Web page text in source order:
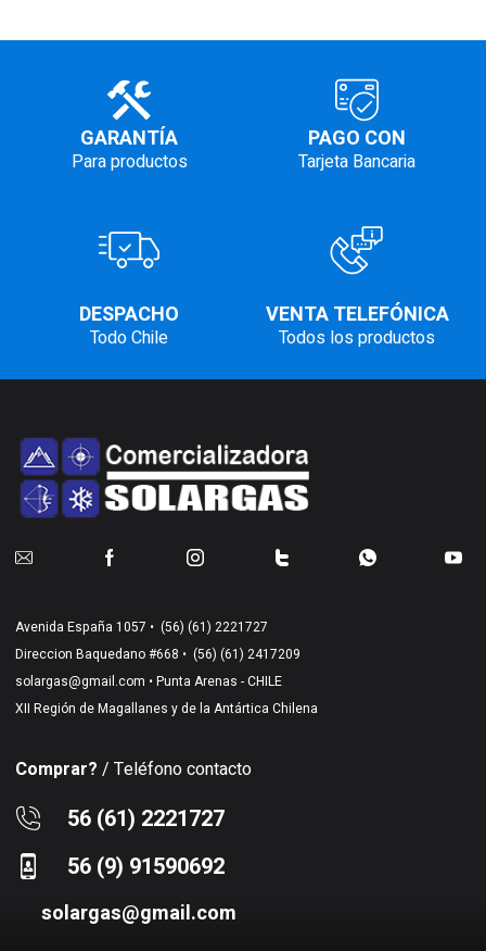
GARANTÍA
Para productos
PAGO CON
Tarjeta Bancaria
DESPACHO
Todo Chile
VENTA TELEFÓNICA
Todos los productos
Avenida España 1057 • (56) (61) 2221727
Direccion Baquedano #668 • (56) (61) 2417209
solargas@gmail.com • Punta Arenas - CHILE
XII Región de Magallanes y de la Antártica Chilena
Comprar? / Teléfono contacto
56 (61) 2221727
56 (9) 91590692
solargas@gmail.com